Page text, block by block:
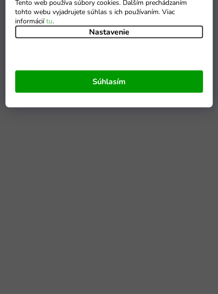
Tento web používa súbory cookies. Ďalším prechádzaním
tohto webu vyjadrujete súhlas s ich používaním. Viac
informáciítu.
Nastavenie
Súhlasím